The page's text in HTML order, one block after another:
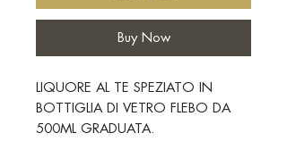
Buy Now
LIQUORE AL TE SPEZIATO IN
BOTTIGLIA DI VETRO FLEBO DA
500ML GRADUATA.